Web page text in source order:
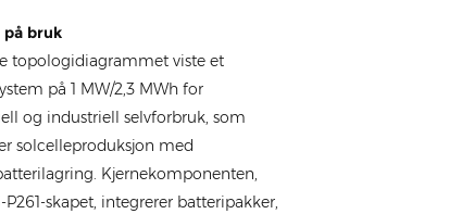
på bruk
topologidiagrammet viste et
på 1 MW/2,3 MWh for
og industriell selvforbruk, som
solcelleproduksjon med
Kjernekomponenten,
P261-skapet, integrerer batteripakker,